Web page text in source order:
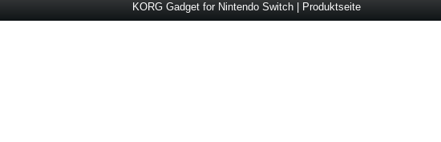
KORG Gadget for Nintendo Switch | Produktseite